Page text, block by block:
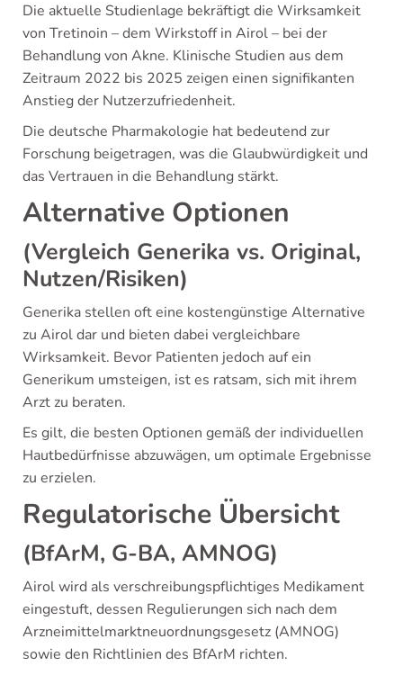
Die aktuelle Studienlage bekräftigt die Wirksamkeit
von Tretinoin – dem Wirkstoff in Airol – bei der
Behandlung von Akne. Klinische Studien aus dem
Zeitraum 2022 bis 2025 zeigen einen signifikanten
Anstieg der Nutzerzufriedenheit.
Die deutsche Pharmakologie hat bedeutend zur
Forschung beigetragen, was die Glaubwürdigkeit und
das Vertrauen in die Behandlung stärkt.
Alternative Optionen
(Vergleich Generika vs. Original,
Nutzen/Risiken)
Generika stellen oft eine kostengünstige Alternative
zu Airol dar und bieten dabei vergleichbare
Wirksamkeit. Bevor Patienten jedoch auf ein
Generikum umsteigen, ist es ratsam, sich mit ihrem
Arzt zu beraten.
Es gilt, die besten Optionen gemäß der individuellen
Hautbedürfnisse abzuwägen, um optimale Ergebnisse
zu erzielen.
Regulatorische Übersicht
(BfArM, G-BA, AMNOG)
Airol wird als verschreibungspflichtiges Medikament
eingestuft, dessen Regulierungen sich nach dem
Arzneimittelmarktneuordnungsgesetz (AMNOG)
sowie den Richtlinien des BfArM richten.